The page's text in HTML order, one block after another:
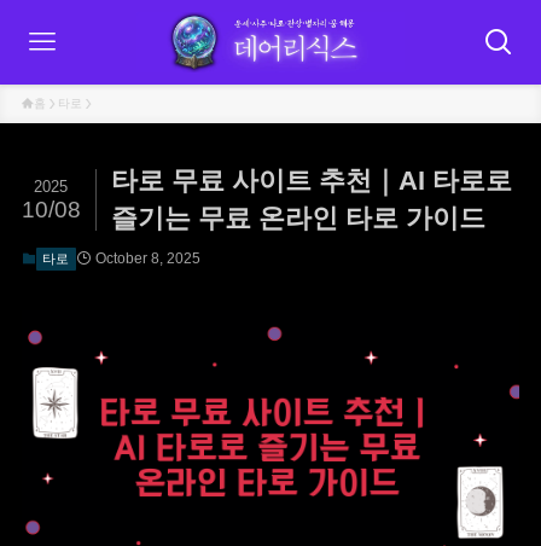
홈 타로
타로 무료 사이트 추천｜AI 타로로
즐기는 무료 온라인 타로 가이드
2025
10/08
타로 October 8, 2025